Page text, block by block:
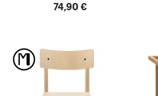
74,90 €